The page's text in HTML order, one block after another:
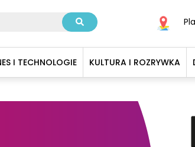
I TECHNOLOGIE KULTURA I ROZRYWKA